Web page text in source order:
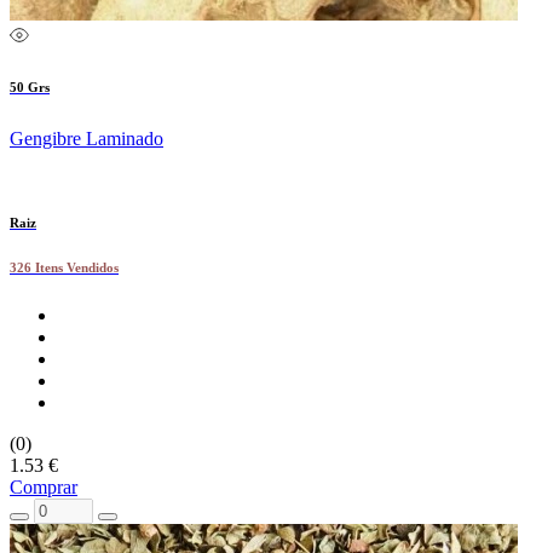
50 Grs
Gengibre Laminado
Raiz
326 Itens Vendidos
(0)
1.53 €
Comprar